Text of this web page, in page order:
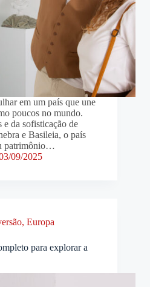
em um país que une
poucos no mundo.
e da sofisticação de
e Basileia, o país
patrimônio…
09/2025
, Europa
para explorar a